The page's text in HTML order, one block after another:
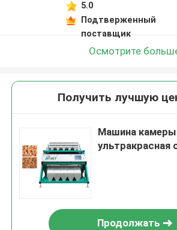
5.0
Подтверженный
поставщик
Осмотрите
Получить лучшую
Машина камеры
ультракрасная
Продолжать